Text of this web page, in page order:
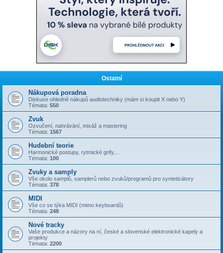
Ostatní
Nákupová poradna
Diskuse ohledně nákupů audiotechniky (mám si koupit X nebo Y)
Témata: 550
Zvuk
Ozvučení, nahrávání, mixáž a mastering
Témata: 1567
Hudební teorie
Harmonické postupy, rytmické grify,...
Témata: 100
Zvuky a samply
Vše okolo samplů, samplerů nebo zvuků/programů pro syntetizátory
Témata: 378
MIDI
Vše co se týka MIDI (mimo keyboardů)
Témata: 248
Nové tracky
Vaše produkce a názory na ní, české a slovenské elektronické kapely a
projekty
Témata: 2200